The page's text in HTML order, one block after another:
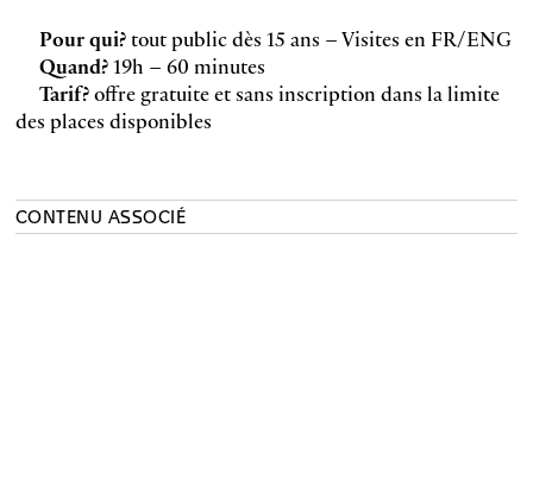
Pour qui?tout public dès 15 ans – Visites en FR/ENG
Quand?19h – 60 minutes
Tarif?offre gratuite et sans inscription dans la limite
des places disponibles
CONTENU ASSOCIÉ